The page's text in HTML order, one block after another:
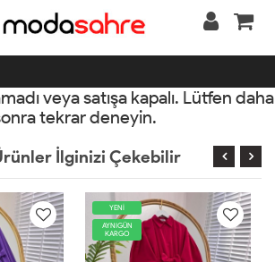
veya satışa kapalı. Lütfen daha
tekrar deneyin.
İlginizi Çekebilir
AYNIGÜN
KARGO